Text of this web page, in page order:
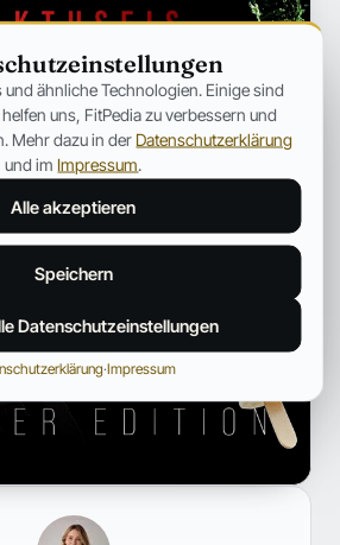
ähnliche Technologien. Einige sind
uns, FitPedia zu verbessern und
Mehr dazu in der Datenschutzerklärung
und im Impressum.
Alle akzeptieren
Speichern
Datenschutzeinstellungen
·Impressum